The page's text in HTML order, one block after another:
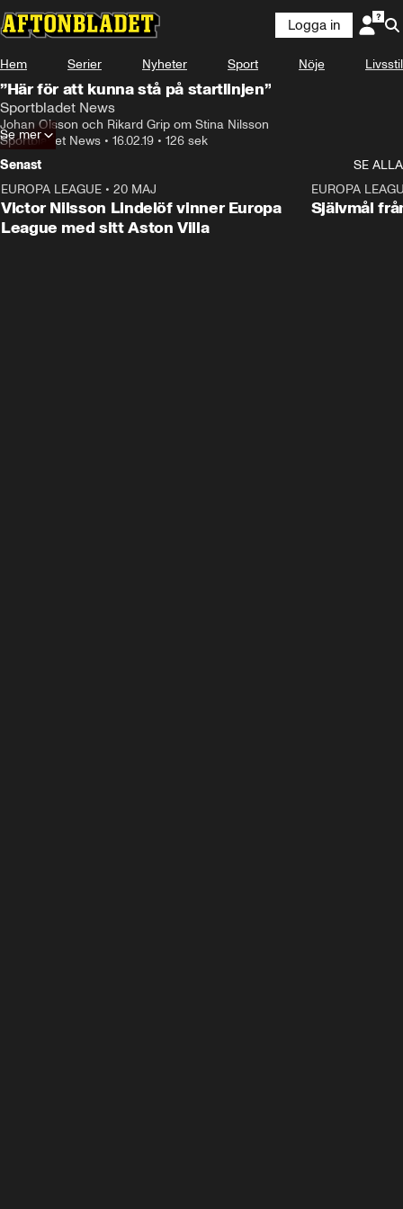
Logga in
Hem Serier Nyheter Sport Nöje Livsstil
”Här för att kunna stå på startlinjen”
Sportbladet News
Johan Olsson och Rikard Grip om Stina Nilsson
Sportbladet News • 16.02.19 • 126 sek
Se mer
Senast
SE ALLA
EUROPA LEAGUE • 20 MAJ
Victor Nilsson Lindelöf vinner Europa
League med sitt Aston Villa
EUROPA
Självmål